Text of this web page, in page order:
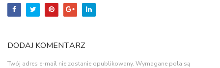
DODAJ KOMENTARZ
Twój adres e-mail nie zostanie opublikowany. Wymagane pola są